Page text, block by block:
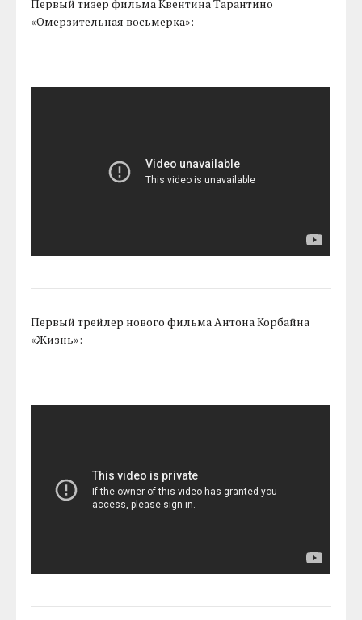
Первый тизер фильма Квентина Тарантино
«Омерзительная восьмерка»:
Первый трейлер нового фильма Антона Корбайна
«Жизнь»: